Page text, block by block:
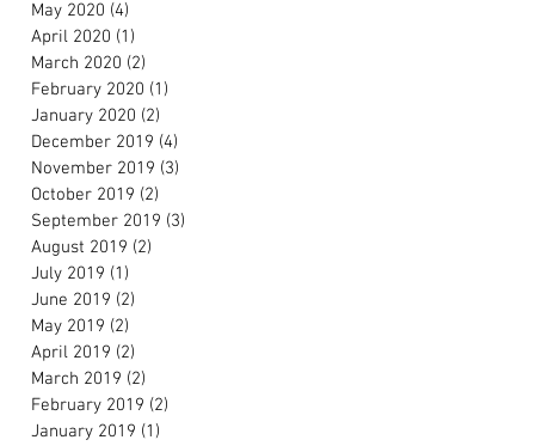
May 2020 (4)
April 2020 (1)
March 2020 (2)
February 2020 (1)
January 2020 (2)
December 2019 (4)
November 2019 (3)
October 2019 (2)
September 2019 (3)
August 2019 (2)
July 2019 (1)
June 2019 (2)
May 2019 (2)
April 2019 (2)
March 2019 (2)
February 2019 (2)
January 2019 (1)